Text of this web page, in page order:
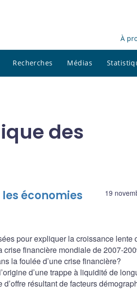
À
Recherches Médias
des
19
économies
pour expliquer la croissance lente
crise financière mondiale de 2007-
la foulée d’une crise financière?
d’une trappe à liquidité de
résultant de facteurs